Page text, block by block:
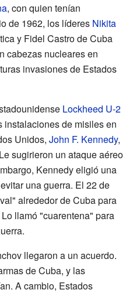
, con quien tenían
de 1962, los líderes Nikita
y Fidel Castro de Cuba
cabezas nucleares en
invasiones de Estados
Lockheed U-2
instalaciones de misiles en
Unidos, John F. Kennedy,
sugirieron un ataque aéreo
Kennedy eligió una
una guerra. El 22 de
alrededor de Cuba para
llamó "cuarentena" para
llegaron a un acuerdo.
de Cuba, y las
A cambio, Estados